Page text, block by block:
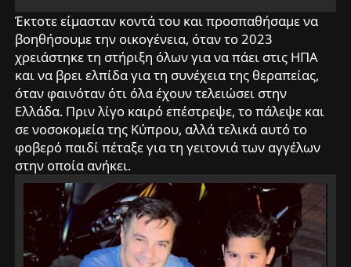
Έκτοτε είμασταν κοντά του και προσπαθήσαμε να
βοηθήσουμε την οικογένεια, όταν το 2023
χρειάστηκε τη στήριξη όλων για να πάει στις ΗΠΑ
και να βρει ελπίδα για τη συνέχεια της θεραπείας,
όταν φαινόταν ότι όλα έχουν τελειώσει στην
Ελλάδα. Πριν λίγο καιρό επέστρεψε, το πάλεψε και
σε νοσοκομεία της Κύπρου, αλλά τελικά αυτό το
φοβερό παιδί πέταξε για τη γειτονιά των αγγέλων
στην οποία ανήκει.